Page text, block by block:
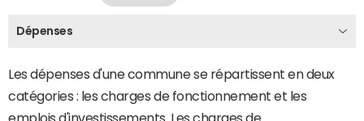
Dépenses
Les dépenses d'une commune se répartissent en deux
catégories : les charges de fonctionnement et les
emplois d'investissements. Les charges de